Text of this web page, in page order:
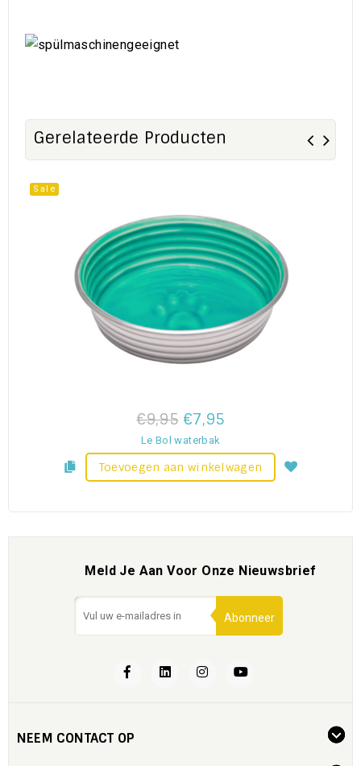
Gerelateerde Producten
Sale
€9,95 €7,95
Le Bol waterbak
Toevoegen aan winkelwagen
Meld Je Aan Voor Onze Nieuwsbrief
Abonneer
NEEM CONTACT OP